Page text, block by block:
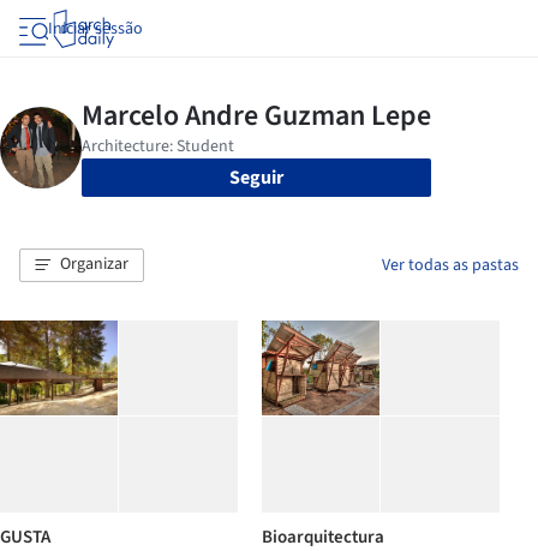
Iniciar sessão
Seguir
Organizar Ver todas as pastas
GUSTA Bioarquitectura